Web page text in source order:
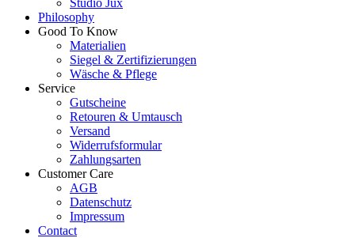
Studio Jux
Philosophy
Good To Know
Materialien
Siegel & Zertifizierungen
Wäsche & Pflege
Service
Gutscheine
Retouren & Umtausch
Versand
Widerrufsformular
Zahlungsarten
Customer Care
AGB
Datenschutz
Impressum
Contact